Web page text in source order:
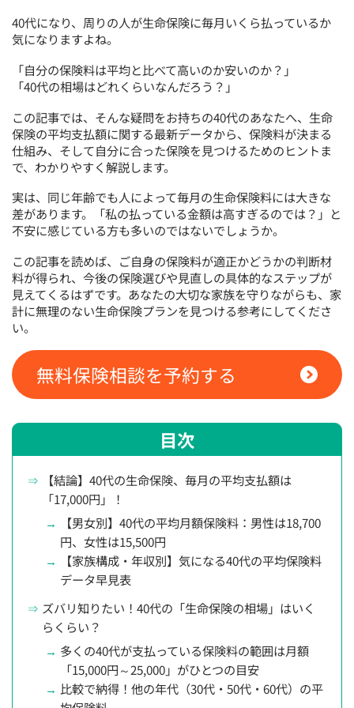
40代になり、周りの人が生命保険に毎月いくら払っているか
気になりますよね。
「自分の保険料は平均と比べて高いのか安いのか？」
「40代の相場はどれくらいなんだろう？」
この記事では、そんな疑問をお持ちの40代のあなたへ、生命
保険の平均支払額に関する最新データから、保険料が決まる
仕組み、そして自分に合った保険を見つけるためのヒントま
で、わかりやすく解説します。
実は、同じ年齢でも人によって毎月の生命保険料には大きな
差があります。「私の払っている金額は高すぎるのでは？」と
不安に感じている方も多いのではないでしょうか。
この記事を読めば、ご自身の保険料が適正かどうかの判断材
料が得られ、今後の保険選びや見直しの具体的なステップが
見えてくるはずです。あなたの大切な家族を守りながらも、家
計に無理のない生命保険プランを見つける参考にしてくださ
い。
無料保険相談を予約する
目次
【結論】40代の生命保険、毎月の平均支払額は
「17,000円」！
【男女別】40代の平均月額保険料：男性は18,700
円、女性は15,500円
【家族構成・年収別】気になる40代の平均保険料
データ早見表
ズバリ知りたい！40代の「生命保険の相場」はいく
らくらい？
多くの40代が支払っている保険料の範囲は月額
「15,000円～25,000」がひとつの目安
比較で納得！他の年代（30代・50代・60代）の平